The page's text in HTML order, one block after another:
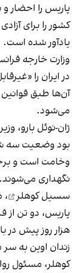
پاریس را احضار
کشور را برای
یادآور شده است.
وزارت خارجه
در ایران را
آن‌ها طبق
می‌شود.
بود وضعیت سه
وخامت است و
نگهداری می‌شوند.
سسیل کوهلر
پاریس، دو تن از
زندان اوین به سر
کوهلر، مسئول